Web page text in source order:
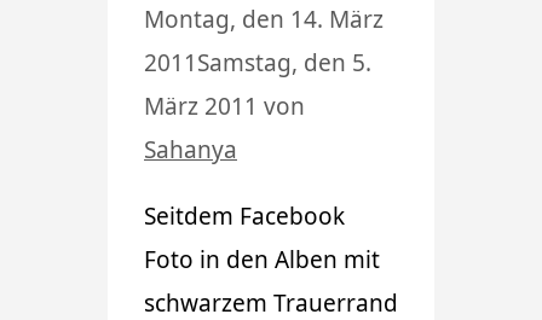
Montag, den 14. März
2011Samstag, den 5.
März 2011 von
Sahanya
Seitdem Facebook
Foto in den Alben mit
schwarzem Trauerrand